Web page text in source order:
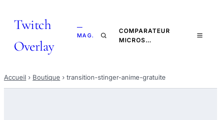
Twitch
Overlay
—
MAG.
COMPARATEUR
MICROS…
Accueil › Boutique › transition-stinger-anime-gratuite